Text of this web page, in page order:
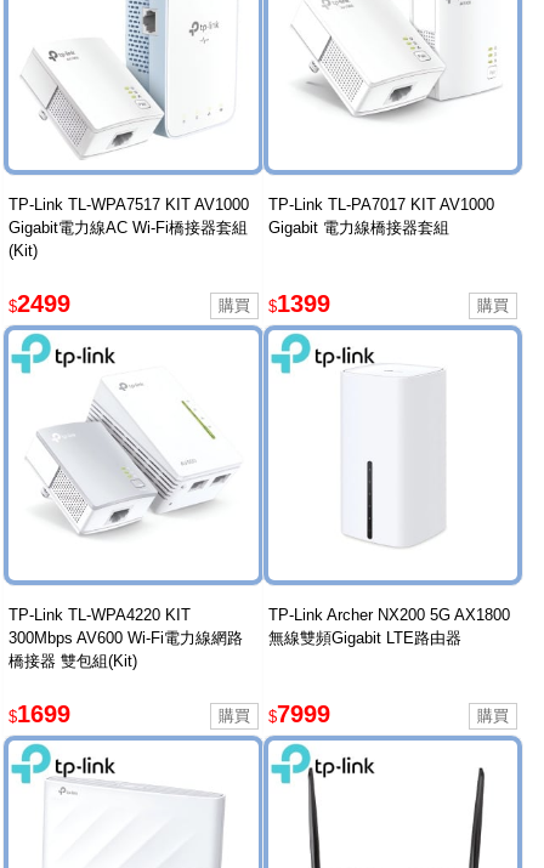
TP-Link TL-WPA7517 KIT AV1000
Gigabit電力線AC Wi-Fi橋接器套組
(Kit)
$2499
TP-Link TL-PA7017 KIT AV1000
Gigabit 電力線橋接器套組
$1399
TP-Link TL-WPA4220 KIT
300Mbps AV600 Wi-Fi電力線網路
橋接器 雙包組(Kit)
$1699
TP-Link Archer NX200 5G AX1800
無線雙頻Gigabit LTE路由器
$7999